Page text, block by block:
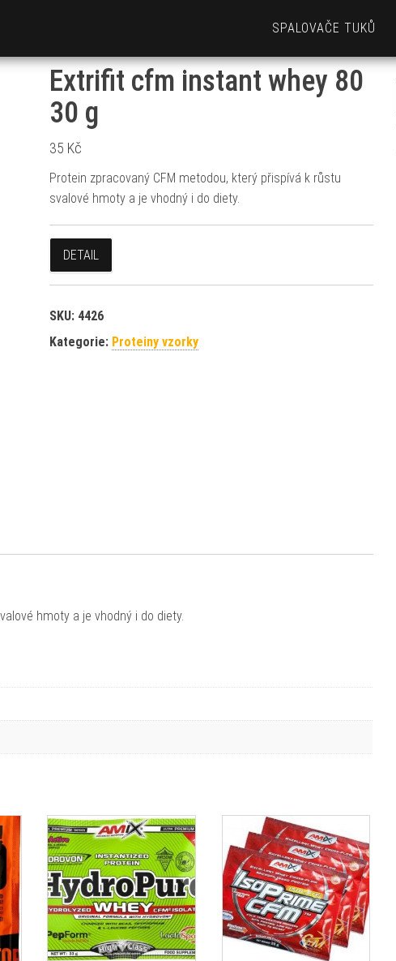
SPALOVAČE TUKŮ
Extrifit cfm instant whey 80
30 g
35 Kč
Protein zpracovaný CFM metodou, který přispívá k růstu
svalové hmoty a je vhodný i do diety.
DETAIL
SKU: 4426
Kategorie: Proteiny vzorky
hmoty a je vhodný i do diety.